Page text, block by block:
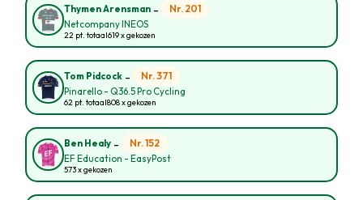
Thymen Arensman - Nr. 201
Netcompany INEOS
22 pt. totaal619 x gekozen
Tom Pidcock - Nr. 371
Pinarello - Q36.5 Pro Cycling
62 pt. totaal808 x gekozen
Ben Healy - Nr. 152
EF Education - EasyPost
573 x gekozen